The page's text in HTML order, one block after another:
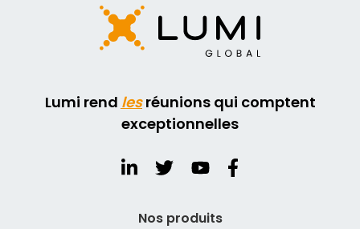
Lumi rend lesréunions qui comptent
exceptionnelles
Nos produits